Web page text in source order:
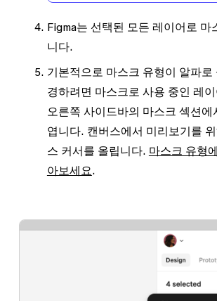
Figma는 선택된 모든 레이어로 마
니다.
기본적으로 마스크 유형이 알파로
경하려면 마스크로 사용 중인 레
오른쪽 사이드바의 마스크 섹션에
엽니다. 캔버스에서 미리보기를
스 커서를 올립니다. 마스크 유형
아보세요.